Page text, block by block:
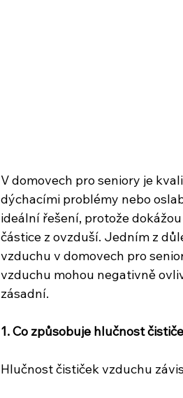
V domovech pro seniory je
dýchacími problémy nebo
ideální řešení, protože
částice z ovzduší. Jedním z
vzduchu v domovech pro
vzduchu mohou negativně
zásadní.
1. Co způsobuje hlučnost
Hlučnost čističek vzduchu